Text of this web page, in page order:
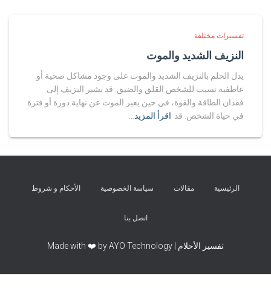
تفسيرات مختلفة
النزيف الشديد والموت
يدل الحلم بالنزيف الشديد والموت على وجود مشاكل صحية أو
عاطفية تسبب للشخص القلق والضيق. قد يشير النزيف إلى
فقدان الطاقة والقوة، في حين يعبر الموت عن نهاية دورة أو فترة
في حياة الشخص. قد اقرأ المزيد…
الرئيسية مقالات سياسة الخصوصية الأحكام و شروط
اتصل بنا
تفسير الأحلام | Made with ❤️ by AYO Technology